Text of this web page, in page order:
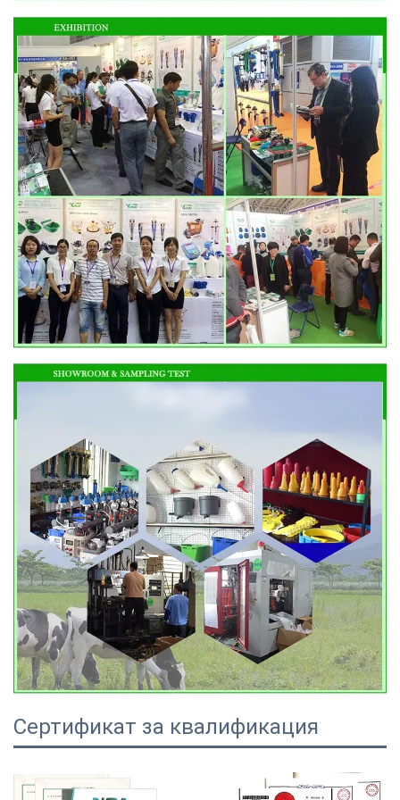
Сертификат за квалификация